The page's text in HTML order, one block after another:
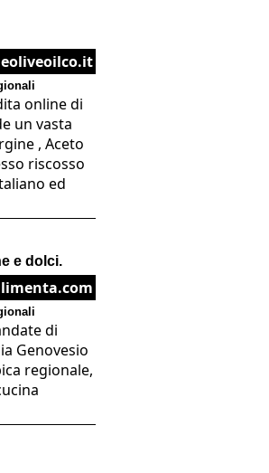
online di
un vasta
, Aceto
riscosso
ed
e dolci.
di
Genovesio
regionale,